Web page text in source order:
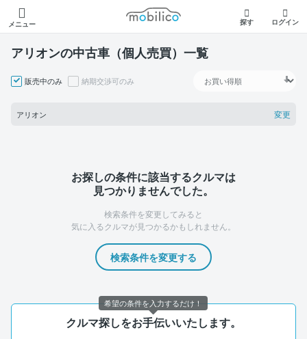
メニュー
モビリコ
探す ログイン
アリオンの中古車（個人売買）一覧
販売中のみ 納期交渉可のみ
アリオン 変更
お探しの条件に該当するクルマは
見つかりませんでした。
検索条件を変更してみると
気に入るクルマが見つかるかもしれません。
検索条件を変更する
クルマ探しをお手伝いいたします。
希望の条件を入力するだけ！